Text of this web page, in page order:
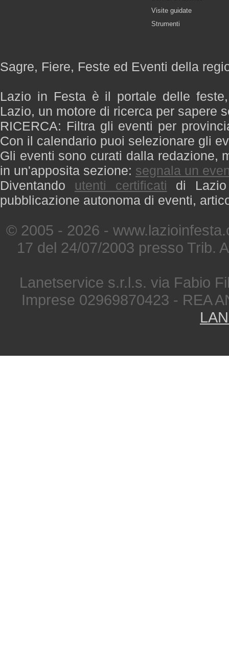
Visite guidate
Strumenti
Sagre, Fiere, Feste ed Eventi della
Lazio in Festa è il portale delle
Lazio, un motore di ricerca per sapere
RICERCA: Filtra gli eventi per
Con il calendario puoi selezionare gli
Gli eventi sono curati dalla redazione,
in un'apposita sezione: segnala un
Diventando utenti certificati di
pubblicazione autonoma di eventi,
© 2005 - 2026 -
17 del 24/07/2003 presso Trib.
Lanetservice s.r.l.s. via Fabio
Imprese 02969870423 - REA